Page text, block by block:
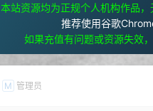
本站资源均为正规个人机构作品
推荐使用谷歌
如果充值有问题或资源失效
M 管理员